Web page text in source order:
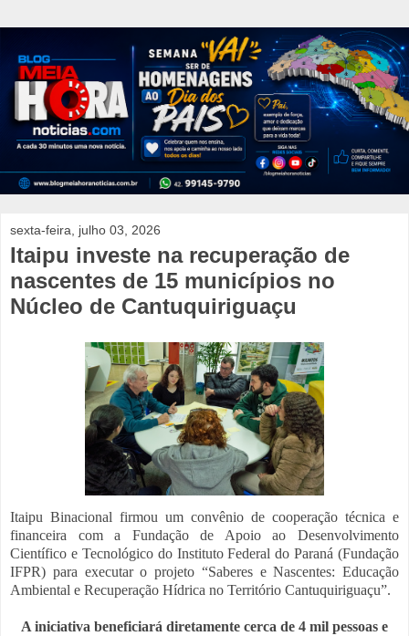
sexta-feira, julho 03, 2026
Itaipu investe na recuperação de
nascentes de 15 municípios no
Núcleo de Cantuquiriguaçu
Itaipu Binacional firmou um convênio de cooperação técnica e
financeira com a Fundação de Apoio ao Desenvolvimento
Científico e Tecnológico do Instituto Federal do Paraná (Fundação
IFPR) para executar o projeto “Saberes e Nascentes: Educação
Ambiental e Recuperação Hídrica no Território Cantuquiriguaçu”.
A iniciativa beneficiará diretamente cerca de 4 mil pessoas e